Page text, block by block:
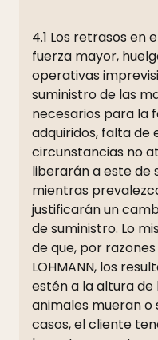
4.1 Los retrasos en
fuerza mayor,
operativas
suministro de las
necesarios para la
adquiridos, falta de
circunstancias no
liberarán a este de
mientras
justificarán un
de suministro. Lo
de que, por
LOHMANN, los
estén a la altura de
animales mueran o
casos, el cliente